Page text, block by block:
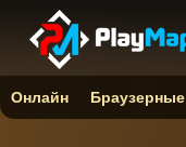
Онлайн Браузерные